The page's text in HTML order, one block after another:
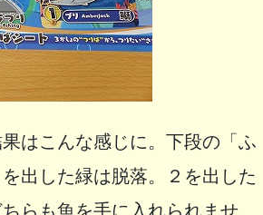
はこんな感じに。下段の「ふ
出した緑は脱落。２を出した
らも魚を手に入れられませ